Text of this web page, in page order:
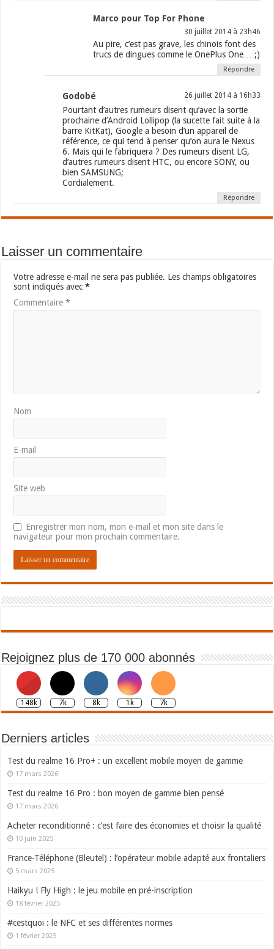
Marco pour Top For Phone
30 juillet 2014 à 23h46
Au pire, c’est pas grave, les chinois font des
trucs de dingues comme le OnePlus One… ;)
Répondre
Godobé 26 juillet 2014 à 16h33
Pourtant d’autres rumeurs disent qu’avec la sortie
prochaine d’Android Lollipop (la sucette fait suite à la
barre KitKat), Google a besoin d’un appareil de
référence, ce qui tend à penser qu’on aura le Nexus
6. Mais qui le fabriquera ? Des rumeurs disent LG,
d’autres rumeurs disent HTC, ou encore SONY, ou
bien SAMSUNG;
Cordialement.
Répondre
Laisser un commentaire
Votre adresse e-mail ne sera pas publiée. Les champs obligatoires
sont indiqués avec*
Commentaire*
Nom
E-mail
Site web
Enregistrer mon nom, mon e-mail et mon site dans le
navigateur pour mon prochain commentaire.
Rejoignez plus de 170 000 abonnés
148k 7k 8k 1k 7k
Derniers articles
Test du realme 16 Pro+ : un excellent mobile moyen de gamme
17 mars 2026
Test du realme 16 Pro : bon moyen de gamme bien pensé
17 mars 2026
Acheter reconditionné : c’est faire des économies et choisir la qualité
10 juin 2025
France-Téléphone (Bleutel) : l’opérateur mobile adapté aux frontaliers
5 mars 2025
Haikyu ! Fly High : le jeu mobile en pré-inscription
18 février 2025
#cestquoi : le NFC et ses différentes normes
1 février 2025